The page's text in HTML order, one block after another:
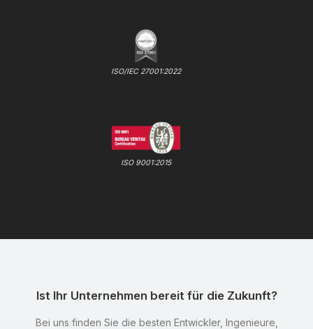
ISO/IEC 27001:2022
ISO 9001:2015
Ist Ihr Unternehmen bereit für die Zukunft?
Bei uns finden Sie die besten Entwickler, Ingenieure,